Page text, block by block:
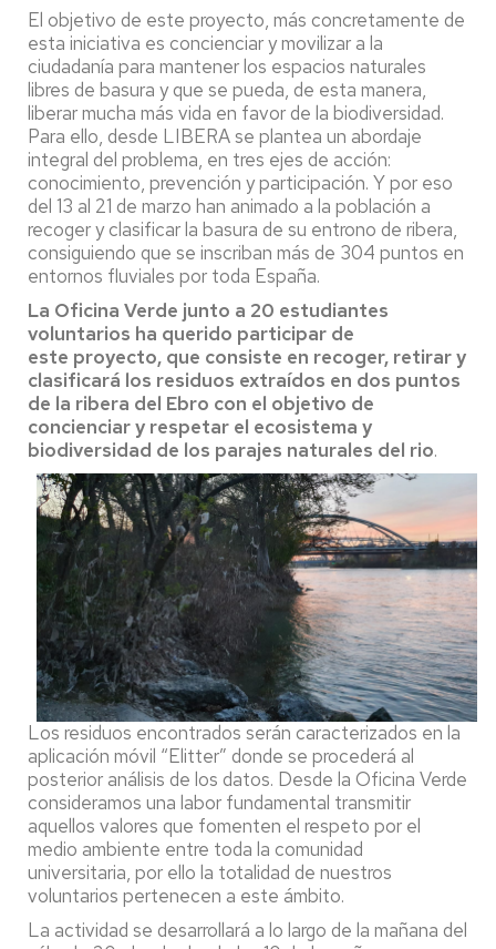
El objetivo de este proyecto, más concretamente de
esta iniciativa es concienciar y movilizar a la
ciudadanía para mantener los espacios naturales
libres de basura y que se pueda, de esta manera,
liberar mucha más vida en favor de la biodiversidad.
Para ello, desde LIBERA se plantea un abordaje
integral del problema, en tres ejes de acción:
conocimiento, prevención y participación. Y por eso
del 13 al 21 de marzo han animado a la población a
recoger y clasificar la basura de su entrono de ribera,
consiguiendo que se inscriban más de 304 puntos en
entornos fluviales por toda España.
La Oficina Verde junto a 20 estudiantes
voluntarios ha querido participar de
este proyecto, que consiste en recoger, retirar y
clasificará los residuos extraídos en dos puntos
de la ribera del Ebro con el objetivo de
concienciar y respetar el ecosistema y
biodiversidad de los parajes naturales del rio.
Los residuos encontrados serán caracterizados en la
aplicación móvil “Elitter” donde se procederá al
posterior análisis de los datos. Desde la Oficina Verde
consideramos una labor fundamental transmitir
aquellos valores que fomenten el respeto por el
medio ambiente entre toda la comunidad
universitaria, por ello la totalidad de nuestros
voluntarios pertenecen a este ámbito.
La actividad se desarrollará a lo largo de la mañana del